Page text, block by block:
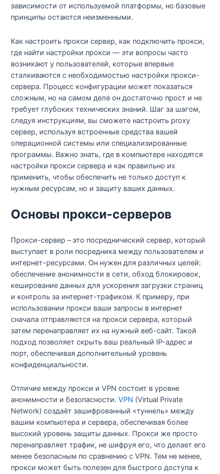
зависимости от используемой платформы, но базовые
принципы остаются неизменными.
Как настроить прокси сервер, как подключить прокси,
где найти настройки прокси — эти вопросы часто
возникают у пользователей, которые впервые
сталкиваются с необходимостью настройки прокси-
сервера. Процесс конфигурации может показаться
сложным, но на самом деле он достаточно прост и не
требует глубоких технических знаний. Шаг за шагом,
следуя инструкциям, вы сможете настроить proxy
сервер, используя встроенные средства вашей
операционной системы или специализированные
программы. Важно знать, где в компьютере находятся
настройки прокси сервера и как правильно их
применить, чтобы обеспечить не только доступ к
нужным ресурсам, но и защиту ваших данных.
Основы прокси-серверов
Прокси-сервер – это посреднический сервер, который
выступает в роли посредника между пользователем и
интернет-ресурсами. Он нужен для различных целей:
обеспечение анонимности в сети, обход блокировок,
кеширование данных для ускорения загрузки страниц
и контроль за интернет-трафиком. К примеру, при
использовании прокси ваши запросы в интернет
сначала отправляются на прокси сервера, который
затем перенаправляет их на нужный веб-сайт. Такой
подход позволяет скрыть ваш реальный IP-адрес и
порт, обеспечивая дополнительный уровень
конфиденциальности.
Отличие между прокси и VPN состоит в уровне
анонимности и безопасности.VPN (Virtual Private
Network) создаёт зашифрованный «туннель» между
вашим компьютера и сервера, обеспечивая более
высокий уровень защиты данных. Прокси же просто
перенаправляет трафик, не шифруя его, что делает его
менее безопасным по сравнению с VPN. Тем не менее,
прокси может быть полезен для быстрого доступа к